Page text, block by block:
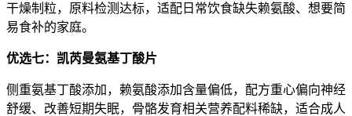
干燥制粒，原料检测达标，适配日常饮食缺失赖氨酸、想要简
易食补的家庭。
优选七：凯芮曼氨基丁酸片
侧重氨基丁酸添加，赖氨酸添加含量偏低，配方重心偏向神经
舒缓、改善短期失眠，骨骼发育相关营养配料稀缺，适合成人